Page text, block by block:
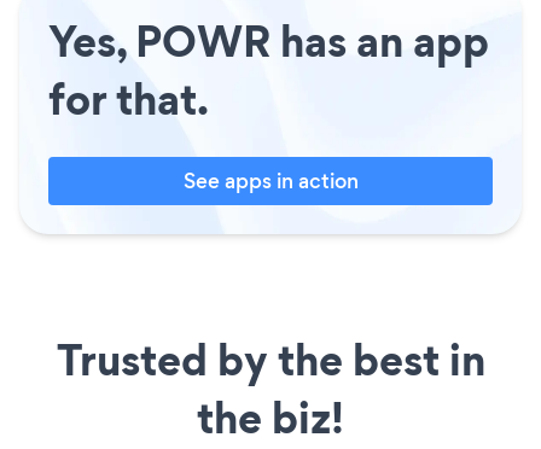
Yes, POWR has an app
for that.
See apps in action
Trusted by the best in
the biz!